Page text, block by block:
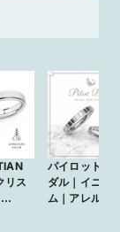
リス
パイロットブ
ダル｜イニテ
ム｜アレルギ